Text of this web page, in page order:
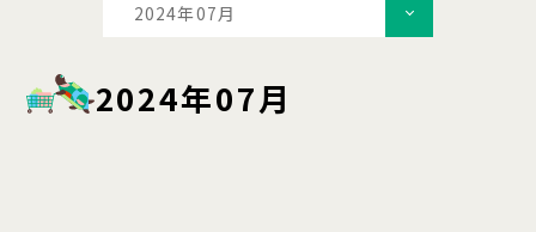
2024年07月
2024年07月